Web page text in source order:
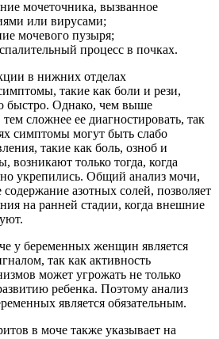
мочеточника, вызванное
или вирусами;
мочевого пузыря;
процесс в почках.
в нижних отделах
такие как боли и рези,
быстро. Однако, чем выше
сложнее ее диагностировать, так
симптомы могут быть слабо
такие как боль, озноб и
возникают только тогда, когда
укрепились. Общий анализ мочи,
азотных солей, позволяет
на ранней стадии, когда внешние
у беременных женщин является
так как активность
может угрожать не только
ребенка. Поэтому анализ
является обязательным.
в моче также указывает на